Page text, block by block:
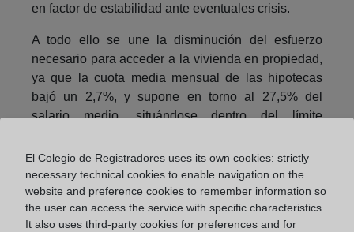
en factor de estabilidad ante eventuales crisis.
A todo ello se une la disminución del esfuerzo
necesario para acceder a la vivienda en propiedad,
ya que la cuota media mensual de las hipotecas
bajó un 2,7%, y supone en torno al 27,5% del
salario medio, situándose dentro del límite
más de un tercio de los ingresos familiares.
El último punto de análisis sobre el funcionamiento
del mercado hipotecario lo constituye la evolución
de los impagos. Detrás de cada caso hay una
El Colegio de Registradores uses its own cookies: strictly
necessary technical cookies to enable navigation on the
website and preference cookies to remember information so
the user can access the service with specific characteristics.
It also uses third-party cookies for preferences and for